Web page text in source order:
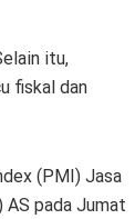
itu,
fiskal dan
(PMI) Jasa
AS pada Jumat